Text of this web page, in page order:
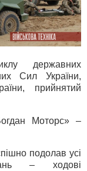
державних
Сил України,
прийнятий
Моторс» –
подолав усі
– ходові